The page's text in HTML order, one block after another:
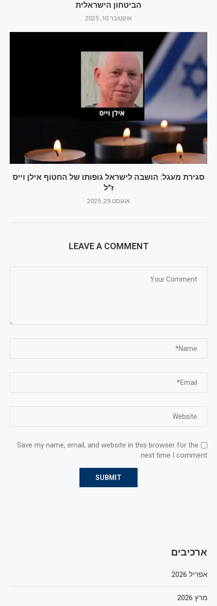
הביטחון הישראלית
אוקטובר 10, 2025
סגירת מעגל: הושבה לישראל גופותו של החטוף אילן וייס
ז"ל
אוגוסט 29, 2025
LEAVE A COMMENT
Save my name, email, and website in this browser for the
next time I comment.
ארכיבים
אפריל 2026
מרץ 2026